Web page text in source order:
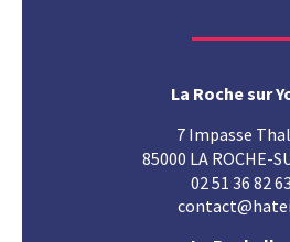
La Roche sur
7 Impasse
85000 LA ROCHE-
02 51 36 82